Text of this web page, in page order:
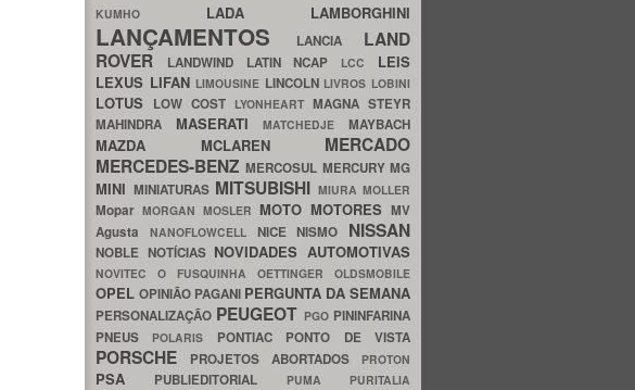
KUMHO LADA LAMBORGHINI
LANÇAMENTOS LANCIA LAND
ROVER
LANDWIND LATIN NCAP LCC LEIS
LEXUS LIFAN LIMOUSINE LINCOLN LIVROS LOBINI
LOTUS LOW COST LYONHEART MAGNA STEYR
MAHINDRA MASERATIMATCHEDJEMAYBACH
MAZDA MCLAREN MERCADO
MERCEDES-BENZMERCOSUL MERCURYMG
MINI MINIATURAS MITSUBISHI MIURA MOLLER
Mopar MORGAN MOSLER MOTO MOTORES MV
Agusta NANOFLOWCELL NICENISMO NISSAN
NOBLE NOTÍCIAS NOVIDADES AUTOMOTIVAS
NOVITEC O FUSQUINHA OETTINGER OLDSMOBILE
OPEL OPINIÃO PAGANI PERGUNTA DA SEMANA
PERSONALIZAÇÃO PEUGEOT PGO PININFARINA
PNEUS
POLARIS PONTIAC PONTO DE VISTA
PORSCHE PROJETOS ABORTADOS PROTON
PSA PUBLIEDITORIAL PUMA PURITALIA